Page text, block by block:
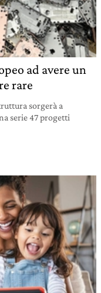
ad avere un
rare
sorgerà a
serie 47 progetti